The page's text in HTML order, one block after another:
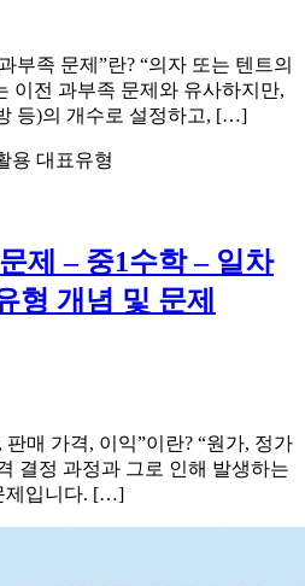
부족 문제”란? “의자 또는 텐트의
이전 과부족 문제와 유사하지만,
등)의 개수로 설정하고, […]
제 – 중1수학 – 일차
형 개념 및 문제
매 가격, 이익”이란? “원가, 정가
결정 과정과 그로 인해 발생하는
제입니다. […]